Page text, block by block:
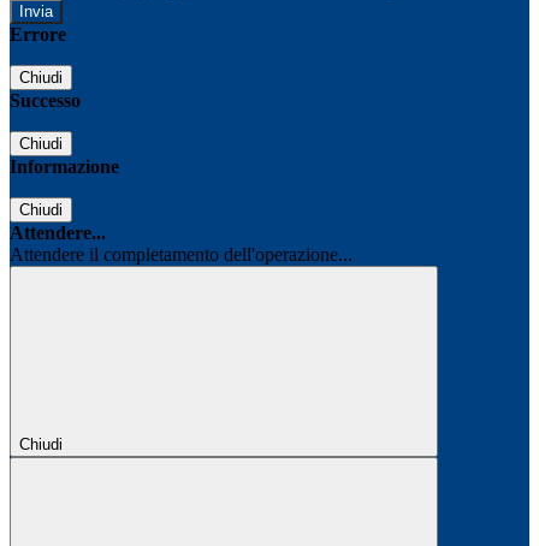
Errore
Chiudi
Successo
Chiudi
Informazione
Chiudi
Attendere...
Attendere il completamento dell'operazione...
Chiudi